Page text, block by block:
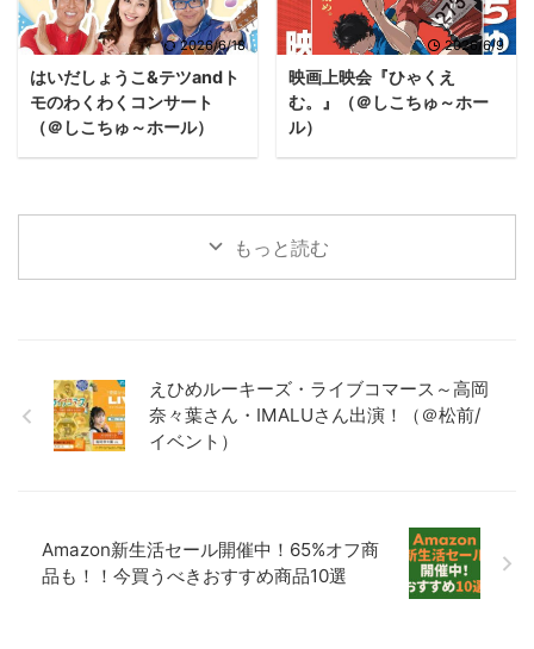
2026/6/18
はいだしょうこ&テツandト
モのわくわくコンサート
（＠しこちゅ～ホール）
2026/6/9
映画上映会『ひゃくえ
む。』（＠しこちゅ～ホー
ル）
もっと読む
えひめルーキーズ・ライブコマース～高岡
奈々葉さん・IMALUさん出演！（＠松前/
イベント）
Amazon新生活セール開催中！65%オフ商
品も！！今買うべきおすすめ商品10選